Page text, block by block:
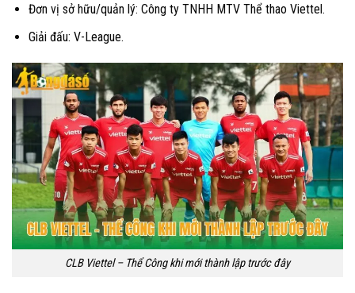
Đơn vị sở hữu/quản lý: Công ty TNHH MTV Thể thao Viettel.
Giải đấu: V-League.
CLB Viettel – Thể Công khi mới thành lập trước đây